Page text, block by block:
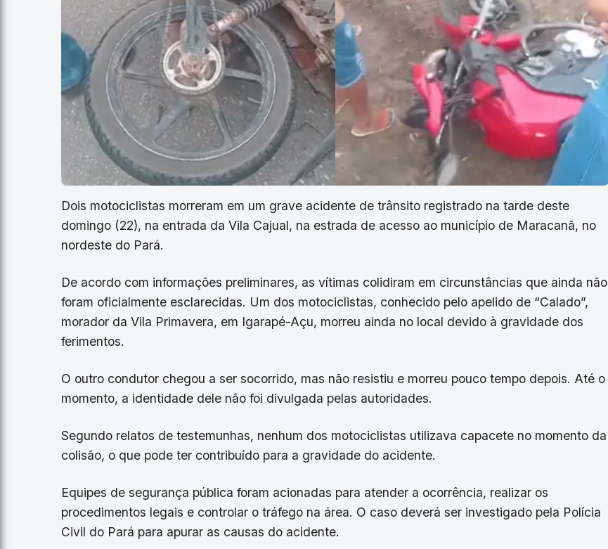
Dois motociclistas morreram em um grave acidente de trânsito registrado na tarde deste
domingo (22), na entrada da Vila Cajual, na estrada de acesso ao município de Maracanã, no
nordeste do Pará.
De acordo com informações preliminares, as vítimas colidiram em circunstâncias que ainda não
foram oficialmente esclarecidas. Um dos motociclistas, conhecido pelo apelido de “Calado”,
morador da Vila Primavera, em Igarapé-Açu, morreu ainda no local devido à gravidade dos
ferimentos.
O outro condutor chegou a ser socorrido, mas não resistiu e morreu pouco tempo depois. Até o
momento, a identidade dele não foi divulgada pelas autoridades.
Segundo relatos de testemunhas, nenhum dos motociclistas utilizava capacete no momento da
colisão, o que pode ter contribuído para a gravidade do acidente.
Equipes de segurança pública foram acionadas para atender a ocorrência, realizar os
procedimentos legais e controlar o tráfego na área. O caso deverá ser investigado pela Polícia
Civil do Pará para apurar as causas do acidente.